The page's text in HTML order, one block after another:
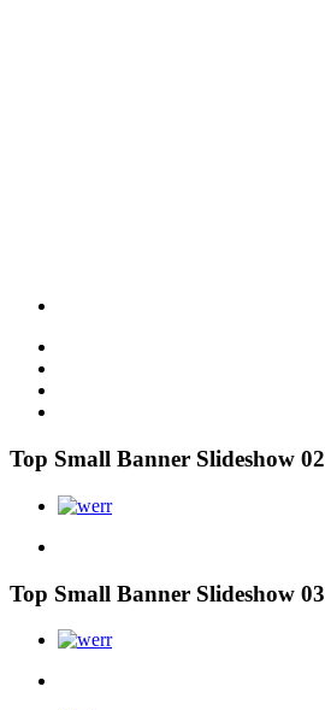
Top Small Banner Slideshow 02
Top Small Banner Slideshow 03